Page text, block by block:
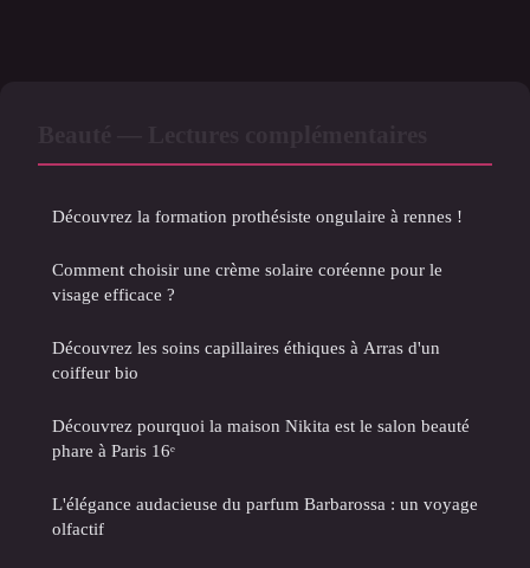
Découvrez la formation prothésiste ongulaire à rennes !
Comment choisir une crème solaire coréenne pour le
visage efficace ?
Découvrez les soins capillaires éthiques à Arras d'un
coiffeur bio
Découvrez pourquoi la maison Nikita est le salon beauté
phare à Paris 16ᵉ
L'élégance audacieuse du parfum Barbarossa : un voyage
olfactif